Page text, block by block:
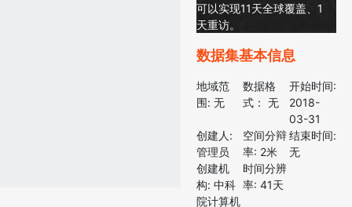
可以实现11天全球覆盖、1
天重访。
数据集基本信息
地域范
围: 无
数据格
式： 无
开始时间:
2018-
03-31
创建人:
管理员
空间分辩
率: 2米
结束时间:
无
创建机
构: 中科
院计算机
时间分辨
率: 41天